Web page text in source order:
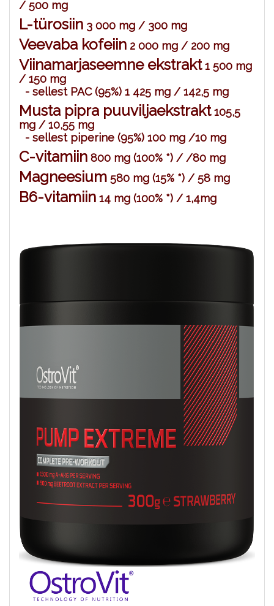
/ 500 mg
L-türosiin 3 000 mg / 300 mg
Veevaba kofeiin 2 000 mg / 200 mg
Viinamarjaseemne ekstrakt1 500 mg
/ 150 mg
- sellest PAC (95%) 1 425 mg / 142,5 mg
Musta pipra puuviljaekstrakt105,5
mg / 10,55 mg
- sellest piperine (95%) 100 mg /10 mg
C-vitamiin 800 mg (100% *) / /80 mg
Magneesium 580 mg (15% *) / 58 mg
B6-vitamiin 14 mg (100% *) / 1,4mg